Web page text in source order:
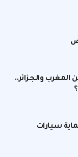
المغرب والجزائر..
سيارات